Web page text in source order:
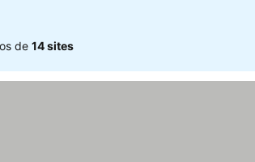
de 14 sites